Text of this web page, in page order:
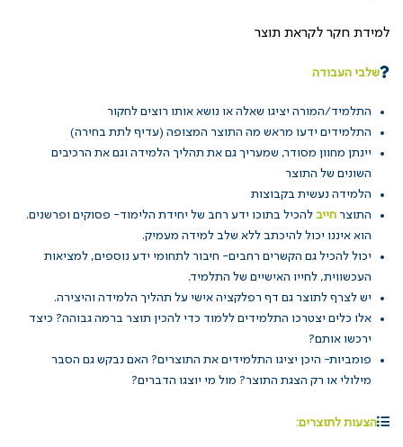
למידת חקר לקראת תוצר
שלבי העבודה
התלמיד/המורה יציגו שאלה או נושא אותו רוצים לחקור
התלמידים ידעו מראש מה התוצר המצופה (עדיף לתת בחירה)
יינתן מחוון מסודר, שמעריך גם את תהליך הלמידה וגם את הרכיבים
השונים של התוצר
הלמידה נעשית בקבוצות
התוצר חייב להכיל בתוכו ידע רחב של יחידת הלימוד- פסוקים ופרשנים.
הוא איננו יכול להיכתב ללא שלב למידה מעמיק.
יכול להכיל גם הקשרים רחבים- חיבור לתחומי ידע נוספים, למציאות
העכשווית, לחייו האישיים של התלמיד.
יש לצרף לתוצר גם דף רפלקציה אישי על תהליך הלמידה והיצירה.
אלו כלים יצטרכו התלמידים ללמוד כדי להכין תוצר ברמה גבוהה? כיצד
ירכשו אותם?
פומביות- היכן יציגו התלמידים את התוצרים? האם נבקש גם הסבר
מילולי או רק הצגת התוצר? מול מי יוצגו הדברים?
הצעות לתוצרים: